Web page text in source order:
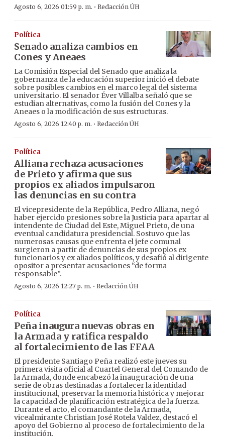
Agosto 6, 2026 01:59 p. m. · Redacción ÚH
Política
Senado analiza cambios en
Cones y Aneaes
La Comisión Especial del Senado que analiza la
gobernanza de la educación superior inició el debate
sobre posibles cambios en el marco legal del sistema
universitario. El senador Éver Villalba señaló que se
estudian alternativas, como la fusión del Cones y la
Aneaes o la modificación de sus estructuras.
Agosto 6, 2026 12:40 p. m. · Redacción ÚH
Política
Alliana rechaza acusaciones
de Prieto y afirma que sus
propios ex aliados impulsaron
las denuncias en su contra
El vicepresidente de la República, Pedro Alliana, negó
haber ejercido presiones sobre la Justicia para apartar al
intendente de Ciudad del Este, Miguel Prieto, de una
eventual candidatura presidencial. Sostuvo que las
numerosas causas que enfrenta el jefe comunal
surgieron a partir de denuncias de sus propios ex
funcionarios y ex aliados políticos, y desafió al dirigente
opositor a presentar acusaciones “de forma
responsable”.
Agosto 6, 2026 12:27 p. m. · Redacción ÚH
Política
Peña inaugura nuevas obras en
la Armada y ratifica respaldo
al fortalecimiento de las FFAA
El presidente Santiago Peña realizó este jueves su
primera visita oficial al Cuartel General del Comando de
la Armada, donde encabezó la inauguración de una
serie de obras destinadas a fortalecer la identidad
institucional, preservar la memoria histórica y mejorar
la capacidad de planificación estratégica de la fuerza.
Durante el acto, el comandante de la Armada,
vicealmirante Christian José Rotela Valdez, destacó el
apoyo del Gobierno al proceso de fortalecimiento de la
institución.